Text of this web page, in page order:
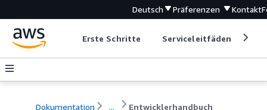
Deutsch Präferenzen Kontakt
Erste Schritte Serviceleitfäden
Dokumentation ... Entwicklerhandbuch